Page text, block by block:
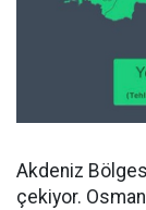
Akdeniz
çekiyor.